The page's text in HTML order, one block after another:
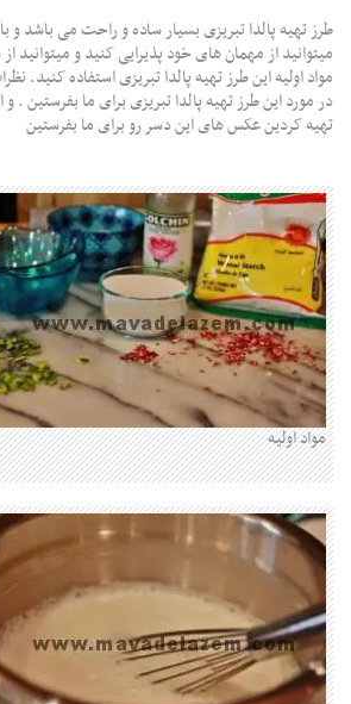
طرز تهیه پالدا تبریزی بسیار ساده و راحت می باشد
میتوانید از مهمان های خود پذیرایی کنید و میتوانید
مواد اولیه این طرز تهیه پالدا تبریزی استفاده کنید.
در مورد این طرز تهیه پالدا تبریزی برای ما بفرستین .
تهیه کردین عکس های این دسر رو برای ما بفرستین
مواد اولیه